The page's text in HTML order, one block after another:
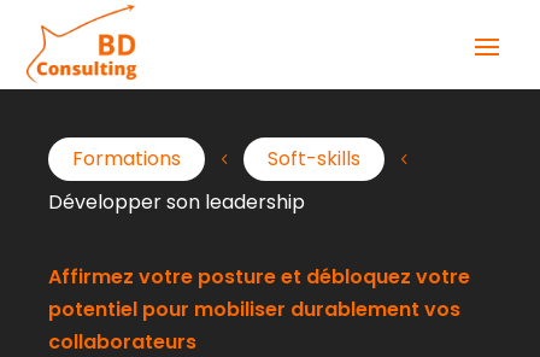
Formations 4 Soft-skills 4
Développer son leadership
Affirmez votre posture et débloquez votre
potentiel pour mobiliser durablement vos
collaborateurs